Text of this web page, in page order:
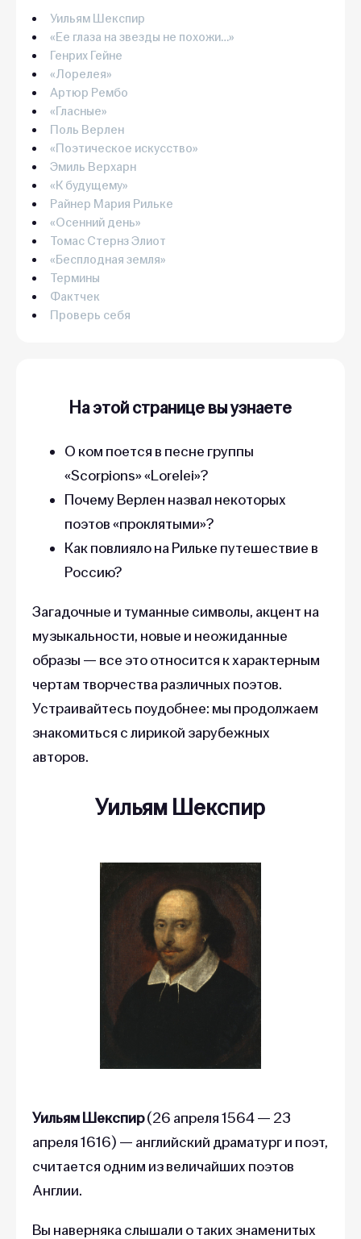
Уильям Шекспир
«Ее глаза на звезды не похожи…‎»‎
Генрих Гейне
«Лорелея»
Артюр Рембо
«Гласные»
Поль Верлен
«Поэтическое искусство»
Эмиль Верхарн
«К будущему»
Райнер Мария Рильке
«Осенний день»
Томас Стернз Элиот
«‎Бесплодная земля»
Термины
Фактчек
Проверь себя
На этой странице вы узнаете
О ком поется в песне группы
«‎Scorpions»‎ «‎Lorelei»‎?
Почему Верлен назвал некоторых
поэтов «‎проклятыми»?
Как повлияло на Рильке путешествие в
Россию?
Загадочные и туманные символы, акцент на
музыкальности, новые и неожиданные
образы — все это относится к характерным
чертам творчества различных поэтов.
Устраивайтесь поудобнее: мы продолжаем
знакомиться с лирикой зарубежных
авторов.
Уильям Шекспир
Уильям Шекспир(26 апреля 1564 — 23
апреля 1616) — английский драматург и поэт,
считается одним из величайших поэтов
Англии.
Вы наверняка слышали о таких знаменитых